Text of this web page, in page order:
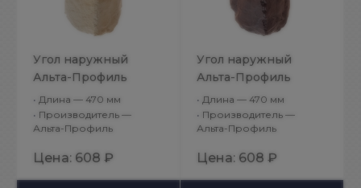
Угол наружный
Альта-Профиль
Бутовый камень
Балтийский
• Длина — 470 мм
• Производитель —
Альта-Профиль
Цена: 608 ₽
Угол наружный
Альта-Профиль
Бутовый камень
Датский
• Длина — 470 мм
• Производитель —
Альта-Профиль
Цена: 608 ₽